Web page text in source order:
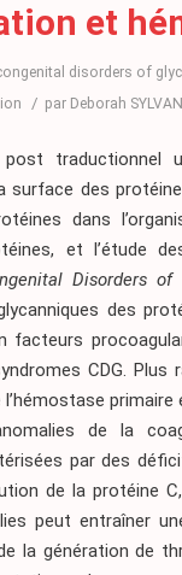
et
disorders of
/ par Deborah SYLVAN
traductionnel
surface des
dans
et l’étude
Disorders of
des
facteurs
CDG. Plus
de la
par des
de la protéine
peut entraîner
la génération de